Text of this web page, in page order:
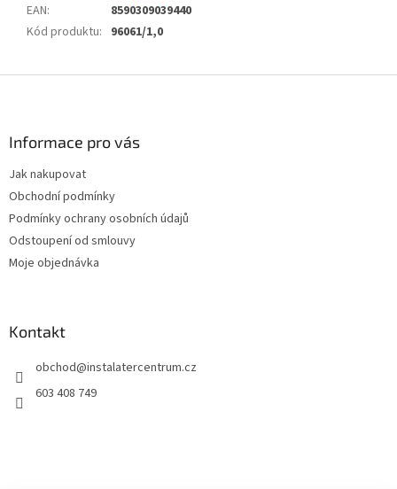
EAN:
8590309039440
Kód produktu: 96061/1,0
Informace pro vás
Jak nakupovat
Obchodní podmínky
Podmínky ochrany osobních údajů
Odstoupení od smlouvy
Moje objednávka
Kontakt
obchod@instalatercentrum.cz
603 408 749